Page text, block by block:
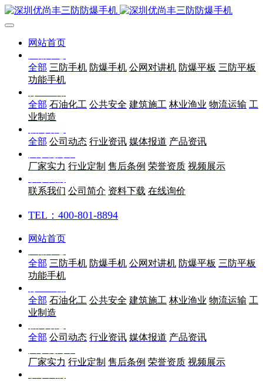
网站首页
全部 三防手机 防爆手机 公网对讲机 防爆平板 三防平板
功能手机
全部 石油化工 公共安全 建筑施工 林业渔业 物流运输 工
业制造
全部 公司动态 行业资讯 媒体报道 产品资讯
厂家实力 行业定制 售后条例 荣誉资质 视频展示
联系我们 公司简介 资料下载 在线询价
TEL：400-801-8894
网站首页
全部 三防手机 防爆手机 公网对讲机 防爆平板 三防平板
功能手机
全部 石油化工 公共安全 建筑施工 林业渔业 物流运输 工
业制造
全部 公司动态 行业资讯 媒体报道 产品资讯
厂家实力 行业定制 售后条例 荣誉资质 视频展示